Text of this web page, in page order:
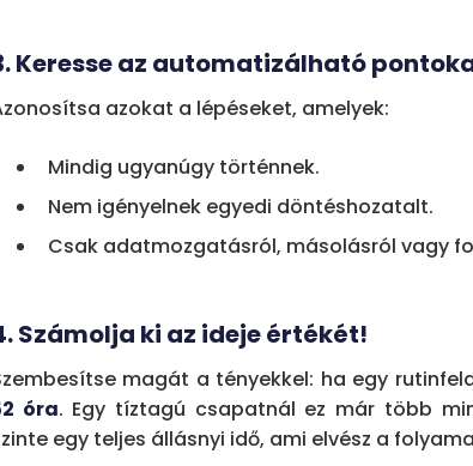
Keresse az automatizálható
azokat a lépéseket, amelyek:
Mindig ugyanúgy történnek.
Nem igényelnek egyedi döntéshozatalt.
Csak adatmozgatásról, másolásról vagy
Számolja ki az ideje értékét!
magát a tényekkel: ha egy
óra. Egy tíztagú csapatnál ez már több
egy teljes állásnyi idő, ami elvész a